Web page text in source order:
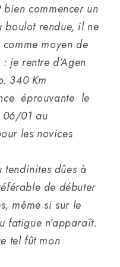
commencer un
boulot rendue, il ne
moyen de
je rentre d’Agen
340 Km
éprouvante le
06/01 au
les novices
dûes à
de débuter
même si sur le
fatigue n’apparaît.
tel fût mon